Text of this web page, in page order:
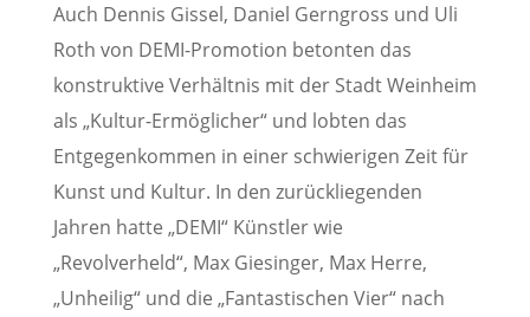
Auch Dennis Gissel, Daniel Gerngross und Uli
Roth von DEMI-Promotion betonten das
konstruktive Verhältnis mit der Stadt Weinheim
als „Kultur-Ermöglicher“ und lobten das
Entgegenkommen in einer schwierigen Zeit für
Kunst und Kultur. In den zurückliegenden
Jahren hatte „DEMI“ Künstler wie
„Revolverheld“, Max Giesinger, Max Herre,
„Unheilig“ und die „Fantastischen Vier“ nach